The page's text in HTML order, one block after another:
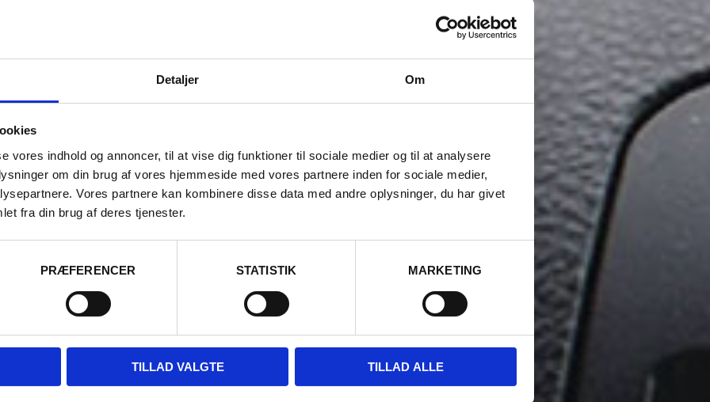
Detaljer Om
vores indhold og annoncer, til at vise dig funktioner til sociale medier og til at analysere
om din brug af vores hjemmeside med vores partnere inden for sociale medier,
Vores partnere kan kombinere disse data med andre oplysninger, du har givet
fra din brug af deres tjenester.
PRÆFERENCER STATISTIK MARKETING
TILLAD VALGTE TILLAD ALLE